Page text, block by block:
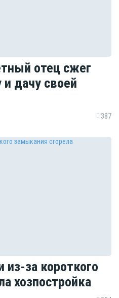
отец сжег
дачу своей
387
из-за короткого
хозпостройка